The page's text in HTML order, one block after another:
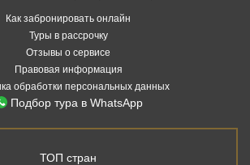
Как забронировать онлайн
Туры в рассрочку
Отзывы о сервисе
Правовая информация
обработки персональных данных
Подбор тура в WhatsApp
ТОП стран